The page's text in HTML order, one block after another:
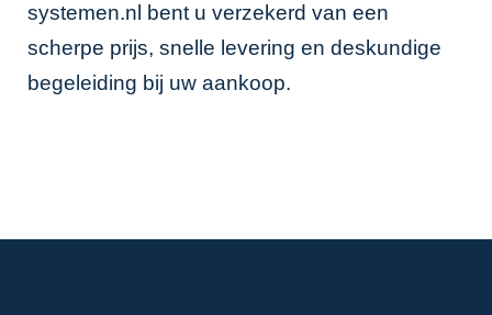
systemen.nl bent u verzekerd van een
scherpe prijs, snelle levering en deskundige
begeleiding bij uw aankoop.